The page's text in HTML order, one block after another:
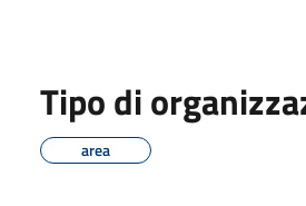
Tipo di
area